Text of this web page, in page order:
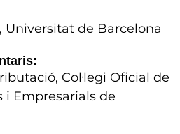
Universitat de Barcelona
Col·legi Oficial de
i Empresarials de